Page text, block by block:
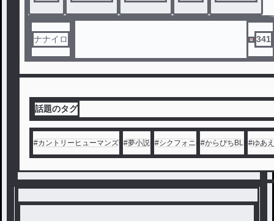
ナナイロ 341
話題のタグ
#カントリーヒューマンズ #夢小説 #シクフォニ #からぴちBL #ゆあ